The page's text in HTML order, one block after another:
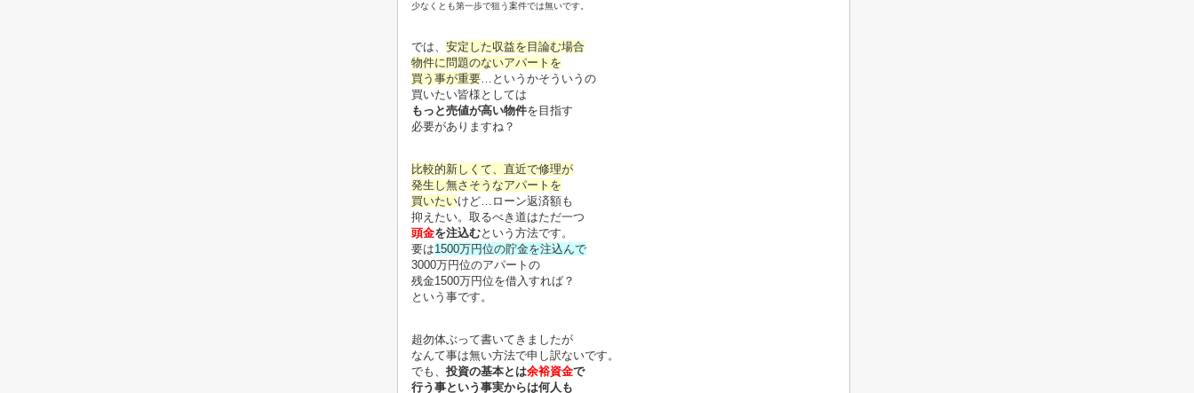
少なくとも第一歩で狙う案件では無いです。
では、 安定した収益を目論む場合
物件に問題のないアパートを
買う事が重要…というかそういうの
買いたい皆様としては
もっと売値が高い物件を目指す
必要がありますね？
比較的新しくて、直近で修理が
発生し無さそうなアパートを
買いたいけど…ローン返済額も
抑えたい。取るべき道はただ一つ
頭金を注込むという方法です。
要は1500万円位の貯金を注込んで
3000万円位のアパートの
残金1500万円位を借入すれば？
という事です。
超勿体ぶって書いてきましたが
なんて事は無い方法で申し訳ないです。
でも、 投資の基本とは余裕資金で
行う事という事実からは何人も